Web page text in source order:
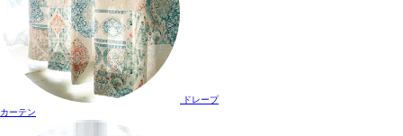
ドレープ
カーテン